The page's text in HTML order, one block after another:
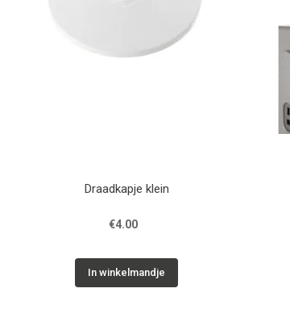
Draadkapje klein
€4.00
In winkelmandje